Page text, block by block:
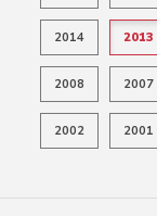
2014 2013
2008 2007
2002 2001